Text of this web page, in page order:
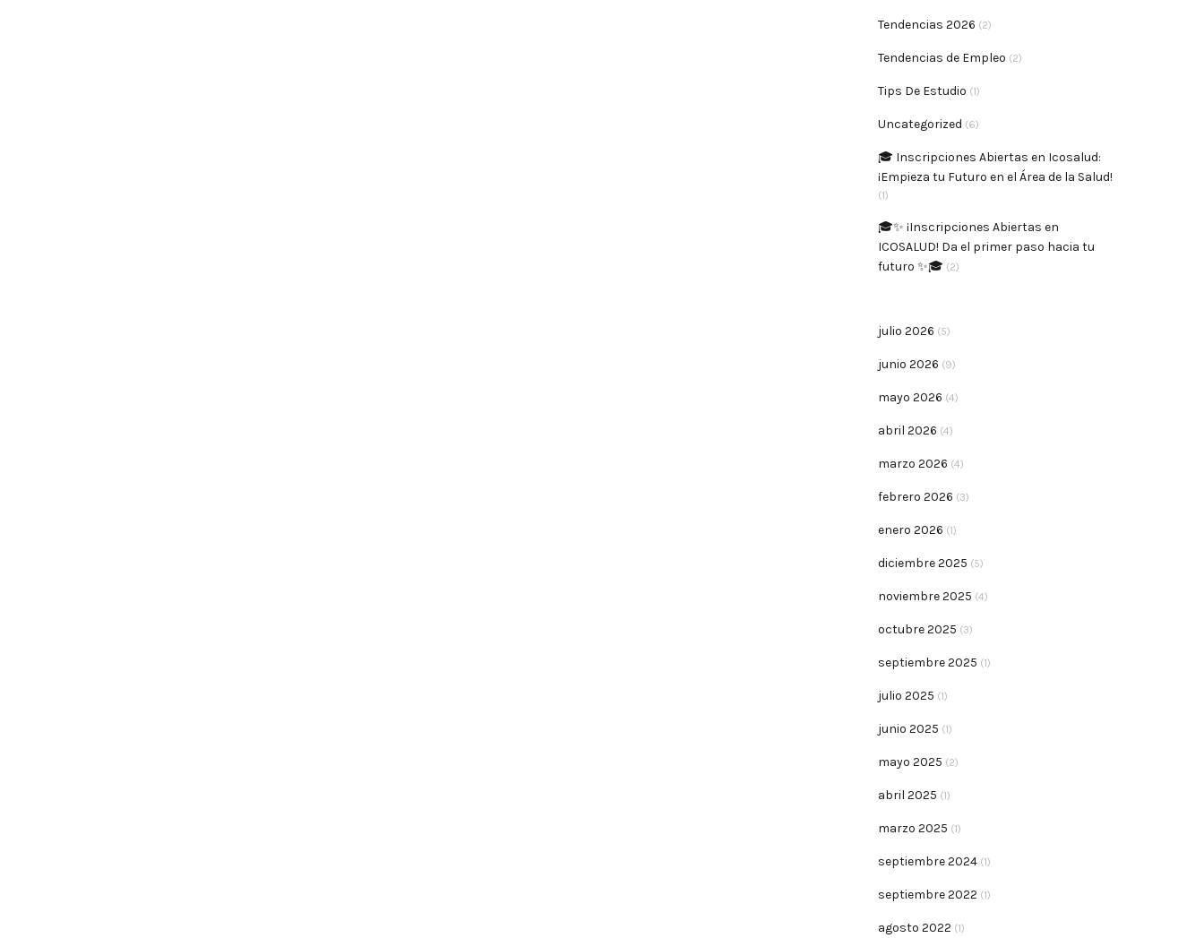
Tendencias 2026 (2)
Tendencias de Empleo (2)
Tips De Estudio (1)
Uncategorized (6)
🎓 Inscripciones Abiertas en Icosalud:
¡Empieza tu Futuro en el Área de la Salud!
(1)
🎓✨ ¡Inscripciones Abiertas en
ICOSALUD! Da el primer paso hacia tu
futuro ✨🎓 (2)
julio 2026 (5)
junio 2026 (9)
mayo 2026 (4)
abril 2026 (4)
marzo 2026 (4)
febrero 2026 (3)
enero 2026 (1)
diciembre 2025 (5)
noviembre 2025 (4)
octubre 2025 (3)
septiembre 2025 (1)
julio 2025 (1)
junio 2025 (1)
mayo 2025 (2)
abril 2025 (1)
marzo 2025 (1)
septiembre 2024(1)
septiembre 2022 (1)
agosto 2022 (1)